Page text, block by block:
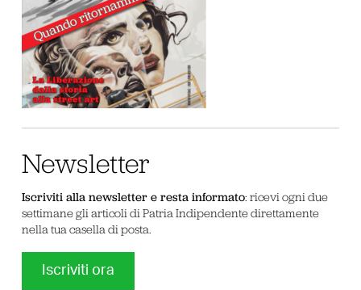
Newsletter
Iscriviti alla newsletter e resta informato: ricevi ogni due
settimane gli articoli di Patria Indipendente direttamente
nella tua casella di posta.
Iscriviti ora